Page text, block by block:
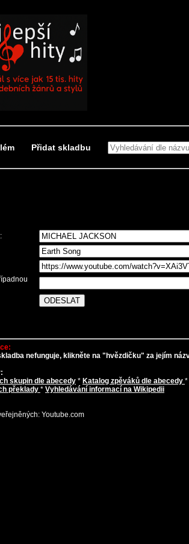
Přidat skladbu
nefunguje, klikněte na "hvězdičku" za jejím
skupin dle abecedy * Katalog zpěváků dle abecedy *
překlady * Vyhledávání informací na Wikipedii
Youtube.com